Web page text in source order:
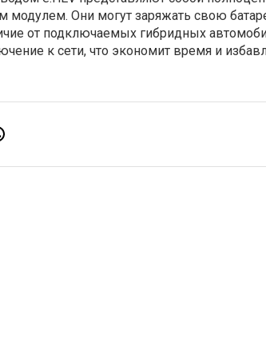
Они могут заряжать свою
от подключаемых гибридных
к сети, что экономит время и